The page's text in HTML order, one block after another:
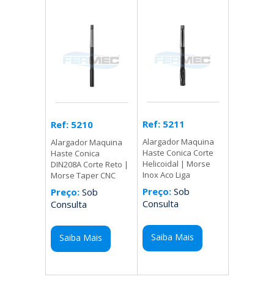
Ref: 5210
Alargador Maquina
Haste Conica
DIN208A Corte Reto |
Morse Taper CNC
Preço: Sob
Consulta
Saiba Mais
Ref: 5211
Alargador Maquina
Haste Conica Corte
Helicoidal | Morse
Inox Aco Liga
Preço:Sob
Consulta
Saiba Mais